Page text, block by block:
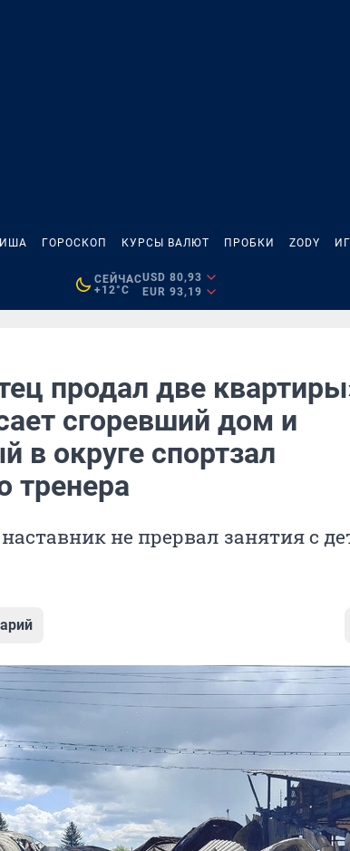
ГОРОСКОП КУРСЫ ВАЛЮТ ПРОБКИ ZODY
СЕЙЧАС
+12°C
USD 80,93
EUR 93,19
продал две
сгоревший дом и
в округе спортзал
тренера
не прервал занятия с